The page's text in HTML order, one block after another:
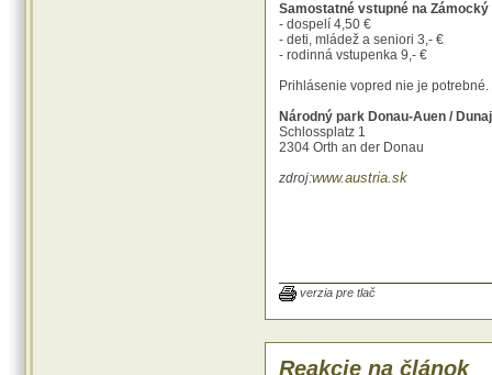
Samostatné vstupné na
- dospelí 4,50 €
- deti, mládež a seniori 3,- €
- rodinná vstupenka 9,- €
Prihlásenie vopred nie je potrebné.
Národný park Donau-Auen /
Schlossplatz 1
2304 Orth an der Donau
zdroj:www.austria.sk
verzia pre tlač
Reakcie na článok